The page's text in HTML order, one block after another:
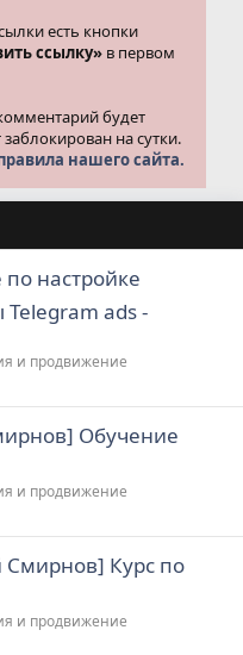
есть кнопки
ссылку» в первом
будет
на сутки.
нашего сайта.
настройке
ads -
и продвижение
Обучение
и продвижение
Смирнов] Курс по
и продвижение